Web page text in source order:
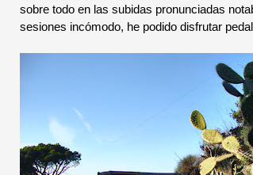
sobre todo en las subidas pronunciadas
sesiones incómodo, he podido disfrutar